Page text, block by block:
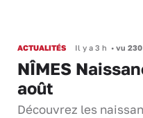
ACTUALITÉS Il y a 3 h • vu
NÎMES
août
Découvrez les